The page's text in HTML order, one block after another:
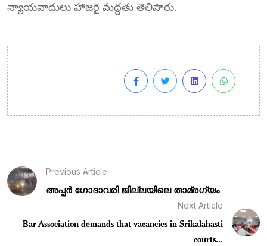
న్యాయవాదులు హాజరై మద్దతు తెలిపారు.
Previous Article
അപ്പർ ഗോദാവരി ജില്ലയിലെ താമ്രഗ്യം
Next Article
Bar Association demands that vacancies in Srikalahasti
courts...